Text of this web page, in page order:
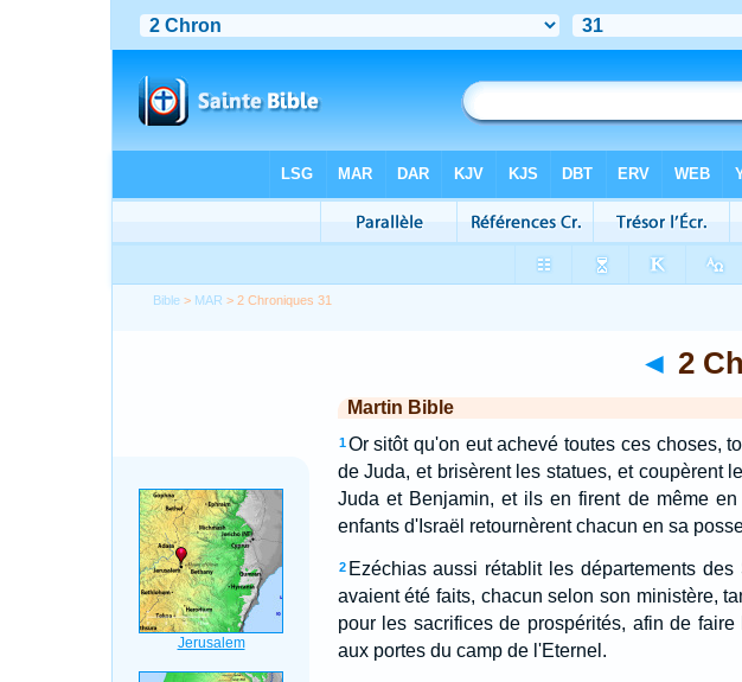
Bible > MAR > 2 Chroniques 31
◄ 2
Martin Bible
1 Or sitôt qu'on eut achevé toutes ces choses,
de Juda, et brisèrent les statues, et coupèrent
Juda et Benjamin, et ils en firent de même
enfants d'Israël retournèrent chacun en sa
2 Ezéchias aussi rétablit les départements
avaient été faits, chacun selon son ministère,
pour les sacrifices de prospérités, afin de
aux portes du camp de l'Eternel.